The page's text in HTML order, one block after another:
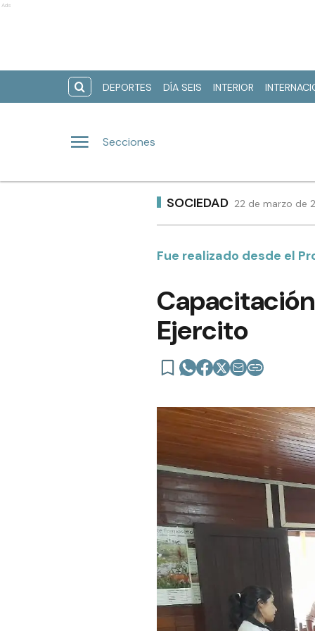
Ads
DEPORTES DÍA SEIS INTERIOR
Secciones
SOCIEDAD 22 de marzo de
Fue realizado desde el
Ejercito